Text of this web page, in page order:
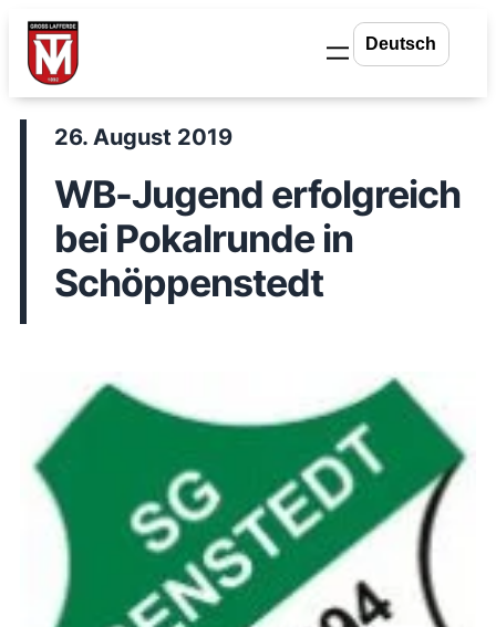
Zum
Inhalt
springen
26. August 2019
WB-Jugend erfolgreich
bei Pokalrunde in
Schöppenstedt